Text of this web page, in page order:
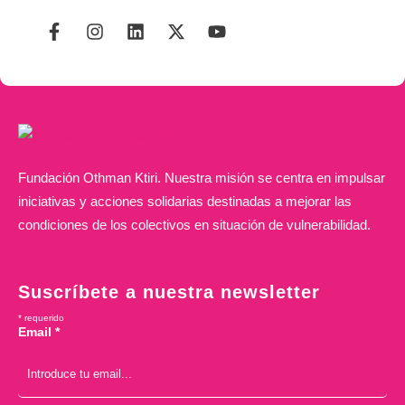
colectivo. Ha sido un
Historias …
Fundación Othman Ktiri. Nuestra misión se centra en impulsar
iniciativas y acciones solidarias destinadas a mejorar las
condiciones de los colectivos en situación de vulnerabilidad.
Suscríbete a nuestra newsletter
* requerido
Email *